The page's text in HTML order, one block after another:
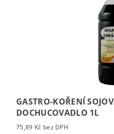
GASTRO-KOŘENÍ
DOCHUCOVADLO 1L
75,89 Kč bez DPH